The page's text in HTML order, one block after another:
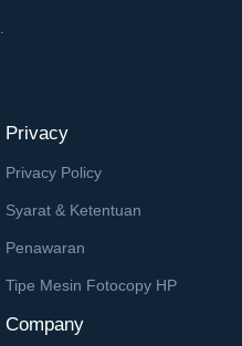
Privacy
Privacy Policy
Syarat & Ketentuan
Penawaran
Tipe Mesin Fotocopy HP
Company